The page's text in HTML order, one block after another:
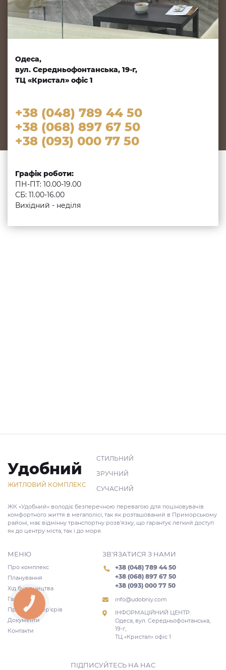
Одеса,
вул. Середньофонтанська, 19-г,
ТЦ «Кристал» офіс 1
+38 (048) 789 44 50
+38 (068) 897 67 50
+38 (093) 000 77 50
Графік роботи:
ПН-ПТ: 10.00-19.00
СБ: 11.00-16.00
Вихідний - неділя
Удобний
ЖИТЛОВИЙ КОМПЛЕКС
СТИЛЬНИЙ
ЗРУЧНИЙ
СУЧАСНИЙ
ЖК «Удобний» володіє безперечною перевагою для поціновувачів
комфортного життя в мегаполісі, так як розташований в Приморському
районі, має відмінну транспортну розв'язку, що гарантує легкий доступ
як до центру міста, так і до моря.
МЕНЮ
Про комплекс
Планування
Хід будівництва
Галерея
Проекти інтер'єрів
Документи
Контакти
ЗВ'ЯЗАТИСЯ З НАМИ
+38 (048) 789 44 50
+38 (068) 897 67 50
+38 (093) 000 77 50
info@udobniy.com
ІНФОРМАЦІЙНИЙ ЦЕНТР:
Одеса, вул. Середньофонтанська,
19-г,
ТЦ «Кристал» офіс 1
ПІДПИСУЙТЕСЬ НА НАС
КНОПКА
ЗВ'ЯЗКУ